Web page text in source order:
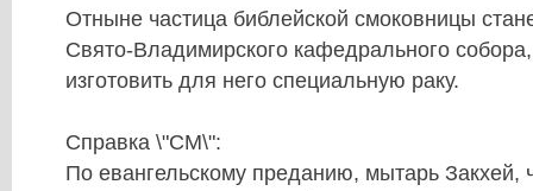
Отныне частица библейской смоковницы
Свято-Владимирского кафедрального
изготовить для него специальную раку.
Справка \"СМ\":
По евангельскому преданию, мытарь Закхей,